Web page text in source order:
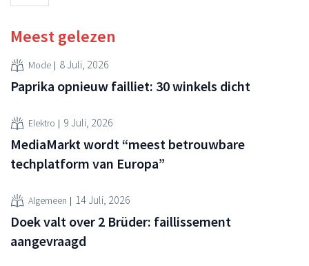
Meest gelezen
Mode 8 Juli, 2026
Paprika opnieuw failliet: 30 winkels dicht
Elektro 9 Juli, 2026
MediaMarkt wordt “meest betrouwbare
techplatform van Europa”
Algemeen 14 Juli, 2026
Doek valt over 2 Brüder: faillissement
aangevraagd